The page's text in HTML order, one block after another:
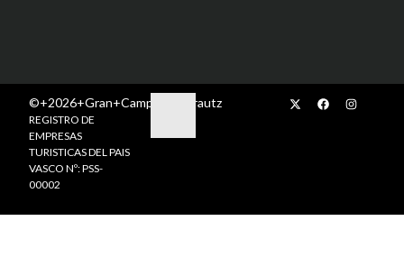
©+2026+Gran+Camping+Zarautz
REGISTRO DE
EMPRESAS
TURISTICAS DEL PAIS
VASCO Nº: PSS-
00002